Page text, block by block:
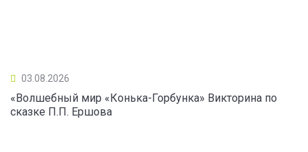
03.08.2026
«Волшебный мир «Конька-Горбунка» Викторина по
сказке П.П. Ершова